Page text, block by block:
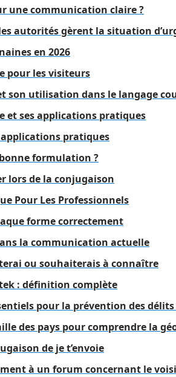
une communication claire ?
autorités gèrent la situation
en 2026
pour les visiteurs
son utilisation dans le langage
et ses applications pratiques
pratiques
formulation ?
lors de la conjugaison
Pour Les Professionnels
forme correctement
la communication actuelle
ou souhaiterais à connaître
: définition complète
pour la prévention des
des pays pour comprendre la
de je t’envoie
à un forum concernant le